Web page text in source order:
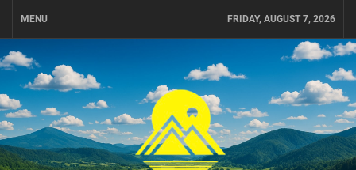
MENU FRIDAY, AUGUST 7, 2026